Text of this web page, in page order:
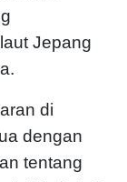
Jepang
di
dengan
tentang